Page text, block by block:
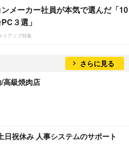
メーカー社員が本気で選んだ「10
３選」
イアップ特集
さらに見る
高級焼肉店
日祝休み 人事システムのサポート